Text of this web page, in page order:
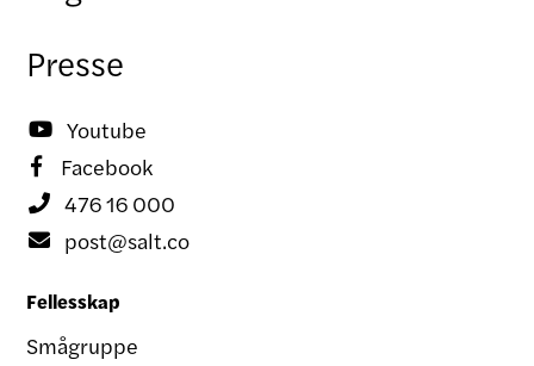
Presse
 Youtube
 Facebook
 476 16 000
 post@salt.co
Fellesskap
Smågruppe